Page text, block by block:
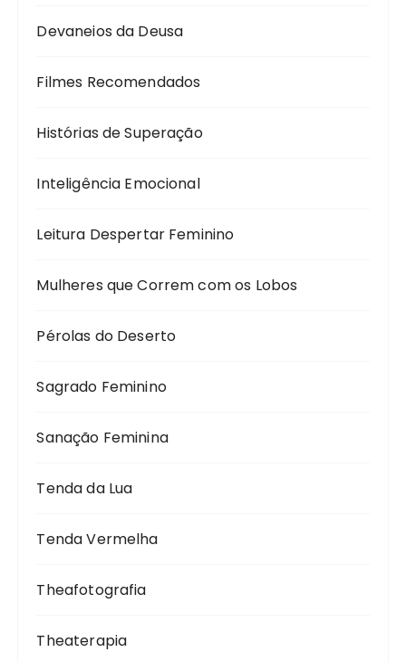
Devaneios da Deusa
Filmes Recomendados
Histórias de Superação
Inteligência Emocional
Leitura Despertar Feminino
Mulheres que Correm com os Lobos
Pérolas do Deserto
Sagrado Feminino
Sanação Feminina
Tenda da Lua
Tenda Vermelha
Theafotografia
Theaterapia